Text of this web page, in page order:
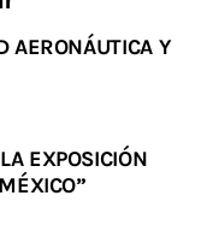
AERONÁUTICA Y
EXPOSICIÓN